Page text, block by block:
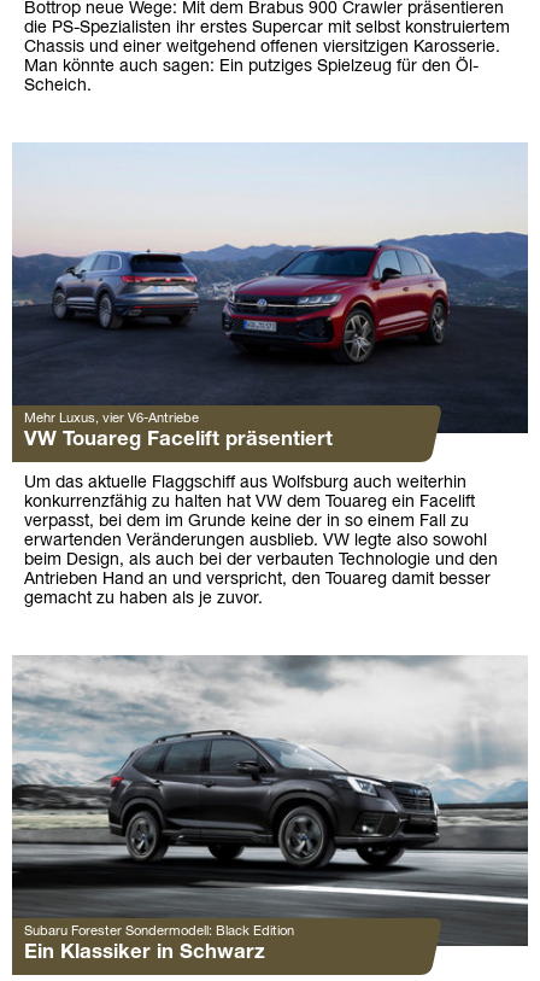
Bottrop neue Wege: Mit dem Brabus 900 Crawler präsentieren
die PS-Spezialisten ihr erstes Supercar mit selbst konstruiertem
Chassis und einer weitgehend offenen viersitzigen Karosserie.
Man könnte auch sagen: Ein putziges Spielzeug für den Öl-
Scheich.
Mehr Luxus, vier V6-Antriebe
VW Touareg Facelift präsentiert
Um das aktuelle Flaggschiff aus Wolfsburg auch weiterhin
konkurrenzfähig zu halten hat VW dem Touareg ein Facelift
verpasst, bei dem im Grunde keine der in so einem Fall zu
erwartenden Veränderungen ausblieb. VW legte also sowohl
beim Design, als auch bei der verbauten Technologie und den
Antrieben Hand an und verspricht, den Touareg damit besser
gemacht zu haben als je zuvor.
Subaru Forester Sondermodell: Black Edition
Ein Klassiker in Schwarz